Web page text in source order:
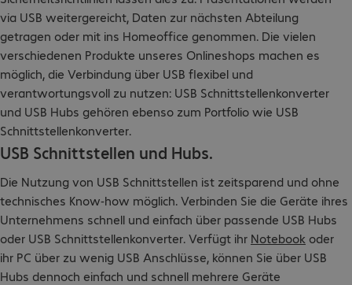
via USB weitergereicht, Daten zur nächsten Abteilung
getragen oder mit ins Homeoffice genommen. Die vielen
verschiedenen Produkte unseres Onlineshops machen es
möglich, die Verbindung über USB flexibel und
verantwortungsvoll zu nutzen: USB Schnittstellenkonverter
und USB Hubs gehören ebenso zum Portfolio wie USB
Schnittstellenkonverter.
USB Schnittstellen und Hubs.
Die Nutzung von USB Schnittstellen ist zeitsparend und ohne
technisches Know-how möglich. Verbinden Sie die Geräte ihres
Unternehmens schnell und einfach über passende USB Hubs
oder USB Schnittstellenkonverter. Verfügt ihr Notebook oder
ihr PC über zu wenig USB Anschlüsse, können Sie über USB
Hubs dennoch einfach und schnell mehrere Geräte